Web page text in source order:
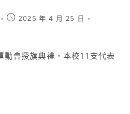
2025 年 4 月 25 日
動會授旗典禮，本校11支代表